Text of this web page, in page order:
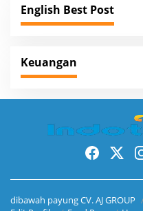
a
t
i
o
English Best Post
Keuangan
dibawah payung CV. AJ GROUP